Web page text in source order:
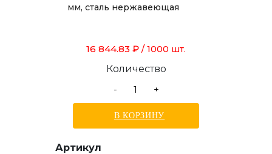
мм, сталь нержавеющая
16 844.83 ₽ / 1000 шт.
Количество
-
+
В КОРЗИНУ
Артикул